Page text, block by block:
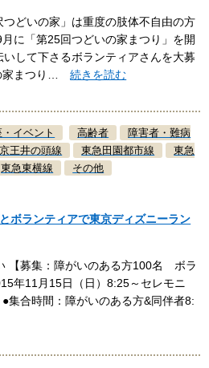
どいの家」は重度の肢体不自由の方
に「第25回つどいの家まつり」を開
して下さるボランティアさんを大募
家まつり…続きを読む
イベント 高齢者
障害者・難病
京王井の頭線 東急田園都市線
東急
東急東横線 その他
ボランティアで東京ディズニーラン
【募集：障がいのある方100名 ボラ
年11月15日（日）8:25～セレモニ
合時間：障がいのある方&同伴者8: